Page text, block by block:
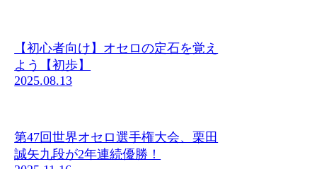
【初心者向け】オセロの定石を覚え
よう【初歩】
2025.08.13
第47回世界オセロ選手権大会、栗田
誠矢九段が2年連続優勝！